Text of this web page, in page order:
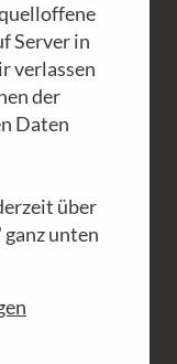
Server in
verlassen
der
Daten
über
unten